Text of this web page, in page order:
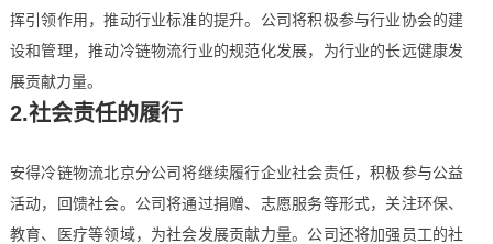
挥引领作用，推动行业标准的提升。公司将积极参与行业协会的建
设和管理，推动冷链物流行业的规范化发展，为行业的长远健康发
展贡献力量。
2.社会责任的履行
安得冷链物流北京分公司将继续履行企业社会责任，积极参与公益
活动，回馈社会。公司将通过捐赠、志愿服务等形式，关注环保、
教育、医疗等领域，为社会发展贡献力量。公司还将加强员工的社